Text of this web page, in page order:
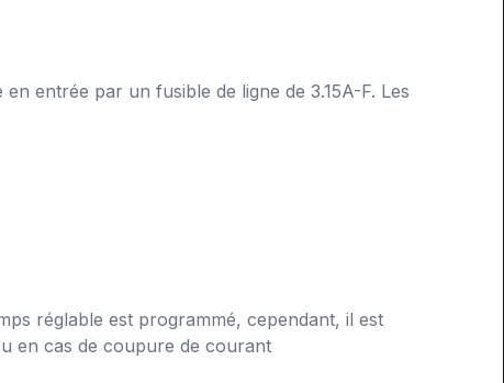
entrée par un fusible de ligne de 3.15A-F. Les
réglable est programmé, cependant, il est
en cas de coupure de courant